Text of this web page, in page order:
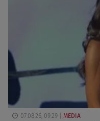
07.08.26, 09:29 MEDIA